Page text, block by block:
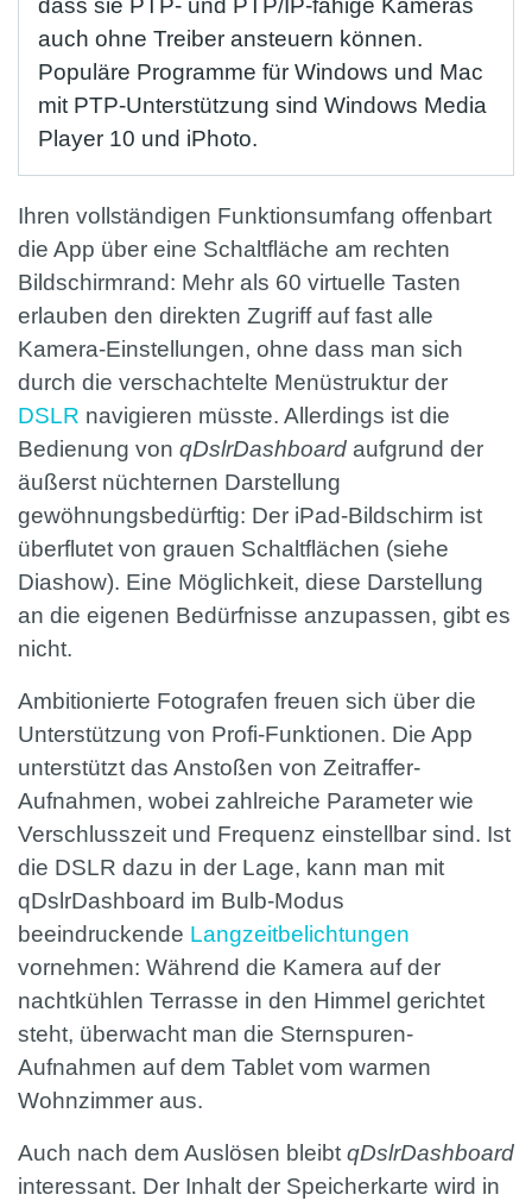
auch ohne Treiber ansteuern können.
Populäre Programme für Windows und Mac
mit PTP-Unterstützung sind Windows Media
Player 10 und iPhoto.
Ihren vollständigen Funktionsumfang offenbart
die App über eine Schaltfläche am rechten
Bildschirmrand: Mehr als 60 virtuelle Tasten
erlauben den direkten Zugriff auf fast alle
Kamera-Einstellungen, ohne dass man sich
durch die verschachtelte Menüstruktur der
DSLR navigieren müsste. Allerdings ist die
Bedienung von qDslrDashboard aufgrund der
äußerst nüchternen Darstellung
gewöhnungsbedürftig: Der iPad-Bildschirm ist
überflutet von grauen Schaltflächen (siehe
Diashow). Eine Möglichkeit, diese Darstellung
an die eigenen Bedürfnisse anzupassen, gibt es
nicht.
Ambitionierte Fotografen freuen sich über die
Unterstützung von Profi-Funktionen. Die App
unterstützt das Anstoßen von Zeitraffer-
Aufnahmen, wobei zahlreiche Parameter wie
Verschlusszeit und Frequenz einstellbar sind. Ist
die DSLR dazu in der Lage, kann man mit
qDslrDashboard im Bulb-Modus
beeindruckende Langzeitbelichtungen
vornehmen: Während die Kamera auf der
nachtkühlen Terrasse in den Himmel gerichtet
steht, überwacht man die Sternspuren-
Aufnahmen auf dem Tablet vom warmen
Wohnzimmer aus.
Auch nach dem Auslösen bleibt qDslrDashboard
interessant. Der Inhalt der Speicherkarte wird in